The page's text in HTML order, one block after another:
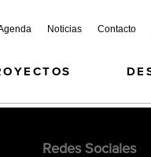
Noticias Contacto
Redes Sociales